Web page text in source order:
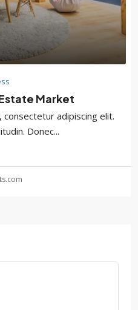
Market
adipiscing elit.
Donec...